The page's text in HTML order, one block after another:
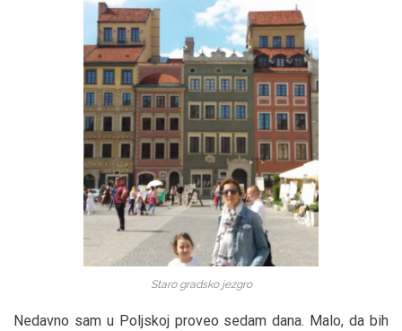
Staro gradsko jezgro
Nedavno sam u Poljskoj proveo sedam dana. Malo, da bih